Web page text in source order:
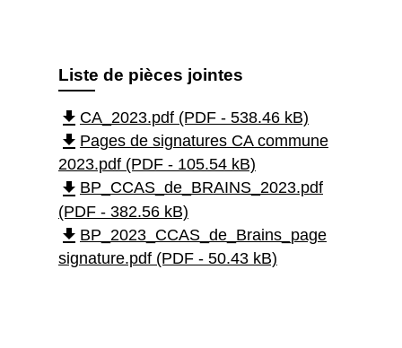
Liste de pièces jointes
file_download CA_2023.pdf (PDF - 538.46 kB)
file_download Pages de signatures CA commune
2023.pdf (PDF - 105.54 kB)
file_download BP_CCAS_de_BRAINS_2023.pdf
(PDF - 382.56 kB)
file_download BP_2023_CCAS_de_Brains_page
signature.pdf (PDF - 50.43 kB)